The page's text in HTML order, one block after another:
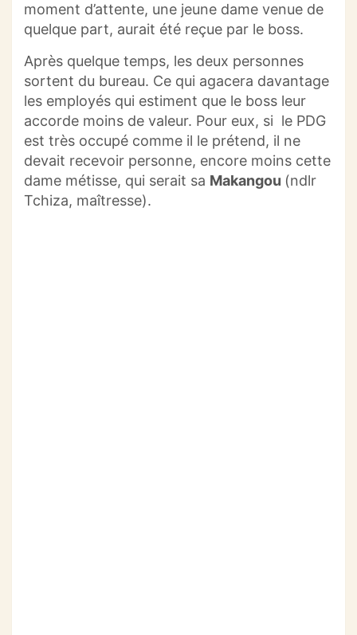
moment d’attente, une jeune dame venue de
quelque part, aurait été reçue par le boss.
Après quelque temps, les deux personnes
sortent du bureau. Ce qui agacera davantage
les employés qui estiment que le boss leur
accorde moins de valeur. Pour eux, si le PDG
est très occupé comme il le prétend, il ne
devait recevoir personne, encore moins cette
dame métisse, qui serait sa Makangou (ndlr
Tchiza, maîtresse).